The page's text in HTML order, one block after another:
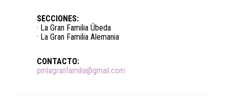
SECCIONES:
· La Gran Familia Úbeda
· La Gran Familia Alemania
CONTACTO:
pmlagranfamilia@gmail.com